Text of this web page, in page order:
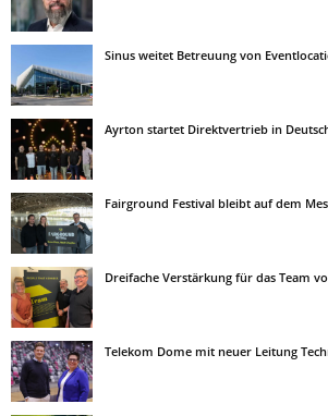
Sinus weitet Betreuung von
Ayrton startet Direktvertrieb in
Fairground Festival bleibt auf dem
Dreifache Verstärkung für das Team
Telekom Dome mit neuer Leitung